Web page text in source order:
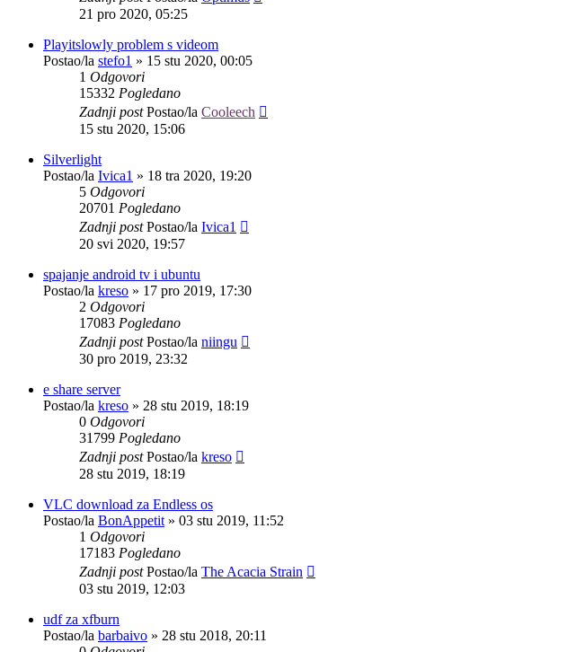
21 pro 2020, 05:25
Playitslowly problem s videom
Postao/la stefo1 » 15 stu 2020, 00:05
1 Odgovori
15332 Pogledano
Zadnji postPostao/la Cooleech
15 stu 2020, 15:06
Silverlight
Postao/la Ivica1 » 18 tra 2020, 19:20
5 Odgovori
20701 Pogledano
Zadnji postPostao/la Ivica1
20 svi 2020, 19:57
spajanje android tv i ubuntu
Postao/la kreso » 17 pro 2019, 17:30
2 Odgovori
17083 Pogledano
Zadnji postPostao/la niingu
30 pro 2019, 23:32
e share server
Postao/la kreso » 28 stu 2019, 18:19
0 Odgovori
31799 Pogledano
Zadnji postPostao/la kreso
28 stu 2019, 18:19
VLC download za Endless os
Postao/la BonAppetit » 03 stu 2019, 11:52
1 Odgovori
17183 Pogledano
Zadnji postPostao/la The Acacia Strain
03 stu 2019, 12:03
udf za xfburn
Postao/la barbaivo » 28 stu 2018, 20:11